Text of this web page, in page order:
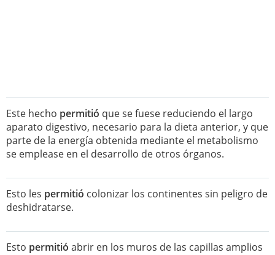
Este hecho permitió que se fuese reduciendo el largo
aparato digestivo, necesario para la dieta anterior, y que
parte de la energía obtenida mediante el metabolismo
se emplease en el desarrollo de otros órganos.
Esto les permitió colonizar los continentes sin peligro de
deshidratarse.
Esto permitió abrir en los muros de las capillas amplios